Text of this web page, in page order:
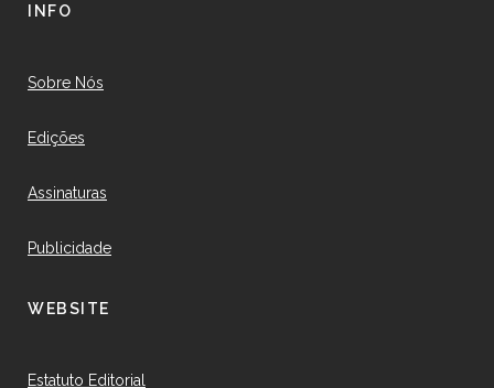
INFO
Sobre Nós
Edições
Assinaturas
Publicidade
WEBSITE
Estatuto Editorial